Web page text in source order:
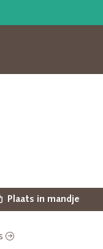
Plaats in mandje